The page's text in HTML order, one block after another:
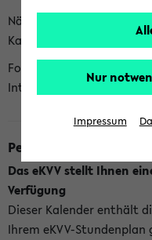
Näheres zu Vorteilen und
Kalenderintegration
Folgende Kalender bietet
Integration an:
Persönlicher Kalender
Das eKVV stellt Ihnen
Verfügung
Dieser Kalender enthält
Ihrem eKVV-
Nur
Impressum